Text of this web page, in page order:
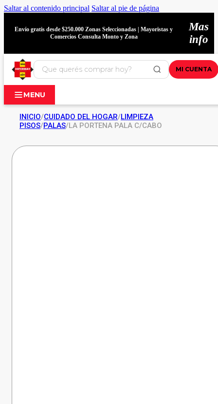
Saltar al contenido principal Saltar al pie de página
Envío gratis desde $250.000 Zonas Seleccionadas | Mayoristas y
Comercios Consulta Monto y Zona
Mas
info
MI CUENTA
MENU
INICIO/CUIDADO DEL HOGAR/LIMPIEZA
PISOS/PALAS/LA PORTENA PALA C/CABO